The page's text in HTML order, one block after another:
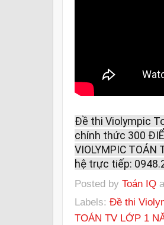
Đề thi Violympic
chính thức 300
VIOLYMPIC TOÁN
hệ trực tiếp:
Posted by Toán IQ
Labels: Đề thi
TOÁN TV LỚP 1